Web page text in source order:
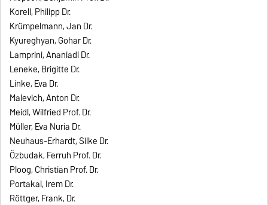
Korell, Philipp Dr.
Krümpelmann, Jan Dr.
Kyureghyan, Gohar Dr.
Lamprini, Ananiadi Dr.
Leneke, Brigitte Dr.
Linke, Eva Dr.
Malevich, Anton Dr.
Meidl, Wilfried Prof. Dr.
Müller, Eva Nuria Dr.
Neuhaus-Erhardt, Silke Dr.
Özbudak, Ferruh Prof. Dr.
Ploog, Christian Prof. Dr.
Portakal, Irem Dr.
Röttger, Frank, Dr.